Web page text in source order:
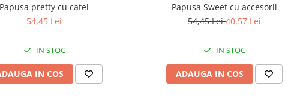
Papusa pretty cu catel
54,45 Lei
IN STOC
IN COS
Papusa Sweet cu accesorii
54,45 Lei40,57 Lei
IN STOC
ADAUGA IN COS